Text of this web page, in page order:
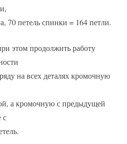
70 петель спинки = 164 петли.
этом продолжить работу
на всех деталях кромочную
а кромочную с предыдущей
с